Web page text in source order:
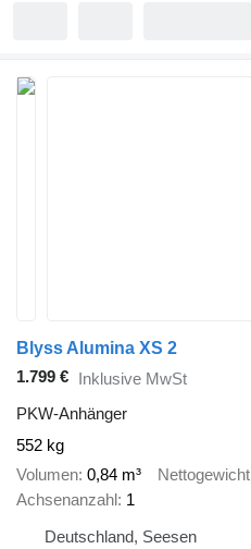
Blyss Alumina XS 2
1.799 € Inklusive MwSt
PKW-Anhänger
552 kg
Volumen 0,84 m³ Nettogewicht
Achsenanzahl 1
Deutschland, Seesen